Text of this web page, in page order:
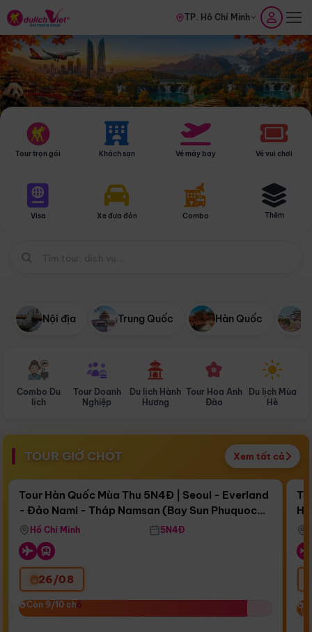
TP. Hồ Chí Minh
Tour trọn gói Khách sạn Vé máy bay Vé vui chơi
Visa Xe đưa đón Combo Thêm
Nội địa Trung Quốc Hàn Quốc
Combo Du
lịch
Tour Doanh
Nghiệp
Du lịch Hành
Hương
Tour Hoa Anh
Đào
Du lịch Mùa
Hè
TOUR GIỜ CHÓT Xem tất cả
Còn16 ngày 17:38:50
Bay Sun Phuquoc Airways
Điểm nổi bật
Tour Hàn Quốc Mùa Thu 5N4Đ | Seoul - Everland
- Đảo Nami - Tháp Namsan (Bay Sun Phuquoc
Airways)
Hồ Chí Minh 5N4Đ
26/08
Còn 9/10 chỗ
Còn 9/10 chỗ